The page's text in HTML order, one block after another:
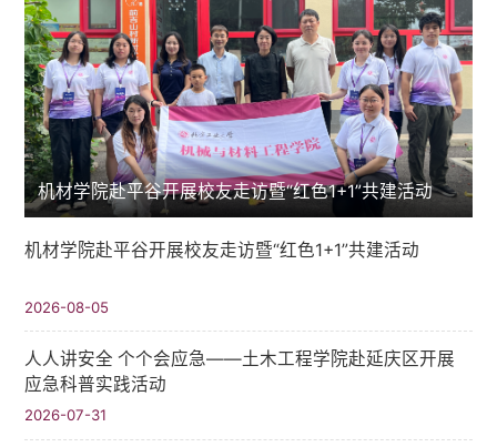
机材学院赴平谷开展校友走访暨“红色1+1”共建活动
机材学院赴平谷开展校友走访暨“红色1+1”共建活动
2026-08-05
人人讲安全 个个会应急——土木工程学院赴延庆区开展
应急科普实践活动
2026-07-31